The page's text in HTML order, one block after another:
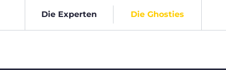
Die Experten Die Ghosties